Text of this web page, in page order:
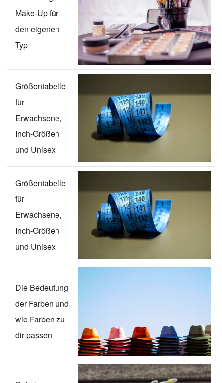
Make-Up für
den eigenen
Typ
Größentabelle
für
Erwachsene,
Inch-Größen
und Unisex
Größentabelle
für
Erwachsene,
Inch-Größen
und Unisex
Die Bedeutung
der Farben und
wie Farben zu
dir passen